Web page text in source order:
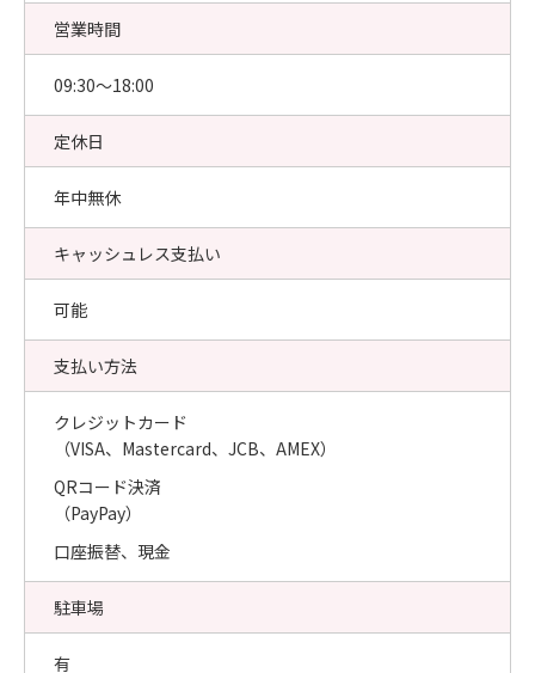
営業時間
09:30〜18:00
定休日
年中無休
キャッシュレス支払い
可能
支払い方法
クレジットカード
（VISA、Mastercard、JCB、AMEX）
QRコード決済
（PayPay）
口座振替、現金
駐車場
有